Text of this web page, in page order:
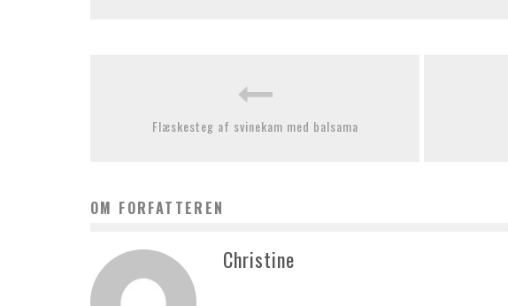
Flæskesteg af svinekam med balsama
OM FORFATTEREN
Christine